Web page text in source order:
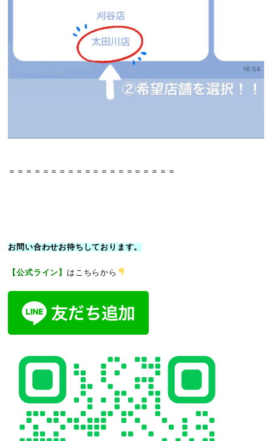
＝＝＝＝＝＝＝＝＝＝＝＝＝＝＝＝＝＝＝＝
お問い合わせお待ちしております。
【公式ライン】 はこちらから